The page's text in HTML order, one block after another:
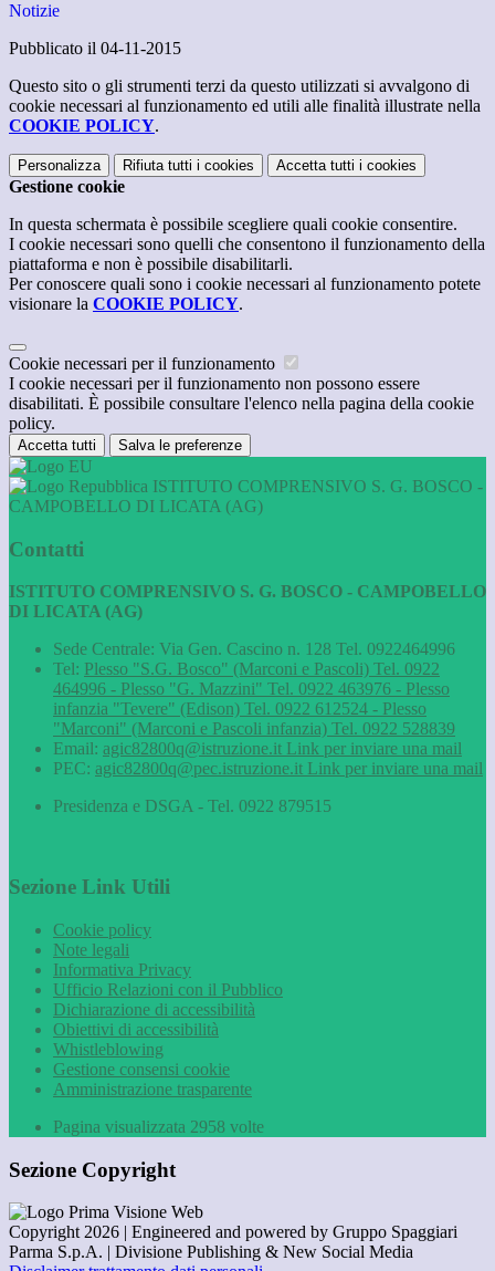
Notizie
Pubblicato il 04-11-2015
Questo sito o gli strumenti terzi da questo utilizzati si avvalgono di
cookie necessari al funzionamento ed utili alle finalità illustrate nella
COOKIE POLICY.
Personalizza Rifiuta tutti i cookies Accetta tutti i cookies
Gestione cookie
In questa schermata è possibile scegliere quali cookie consentire.
I cookie necessari sono quelli che consentono il funzionamento della
piattaforma e non è possibile disabilitarli.
Per conoscere quali sono i cookie necessari al funzionamento potete
visionare la COOKIE POLICY.
Cookie necessari per il funzionamento
I cookie necessari per il funzionamento non possono essere
disabilitati. È possibile consultare l'elenco nella pagina della cookie
policy.
Accetta tutti Salva le preferenze
ISTITUTO COMPRENSIVO S. G. BOSCO -
CAMPOBELLO DI LICATA (AG)
Contatti
ISTITUTO COMPRENSIVO S. G. BOSCO - CAMPOBELLO
DI LICATA (AG)
Sede Centrale: Via Gen. Cascino n. 128 Tel. 0922464996
Tel: Plesso "S.G. Bosco" (Marconi e Pascoli) Tel. 0922
464996 - Plesso "G. Mazzini" Tel. 0922 463976 - Plesso
infanzia "Tevere" (Edison) Tel. 0922 612524 - Plesso
"Marconi" (Marconi e Pascoli infanzia) Tel. 0922 528839
Email: agic82800q@istruzione.it Link per inviare una mail
PEC: agic82800q@pec.istruzione.it Link per inviare una mail
Presidenza e DSGA - Tel. 0922 879515
Sezione Link Utili
Cookie policy
Note legali
Informativa Privacy
Ufficio Relazioni con il Pubblico
Dichiarazione di accessibilità
Obiettivi di accessibilità
Whistleblowing
Gestione consensi cookie
Amministrazione trasparente
Pagina visualizzata 2958 volte
Sezione Copyright
Copyright 2026 | Engineered and powered by Gruppo Spaggiari
Parma S.p.A. | Divisione Publishing & New Social Media